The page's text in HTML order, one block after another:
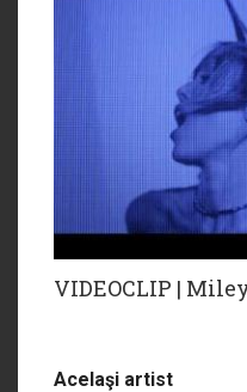
VIDEOCLIP |
Acelaşi artist